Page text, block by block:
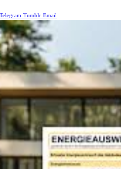
Telegram Tumblr Email